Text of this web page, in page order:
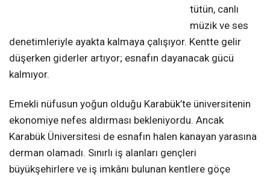
tütün, canlı
müzik ve ses
denetimleriyle ayakta kalmaya çalışıyor. Kentte gelir
düşerken giderler artıyor; esnafın dayanacak gücü
kalmıyor.
Emekli nüfusun yoğun olduğu Karabük’te üniversitenin
ekonomiye nefes aldırması bekleniyordu. Ancak
Karabük Üniversitesi de esnafın halen kanayan yarasına
derman olamadı. Sınırlı iş alanları gençleri
büyükşehirlere ve iş imkânı bulunan kentlere göçe